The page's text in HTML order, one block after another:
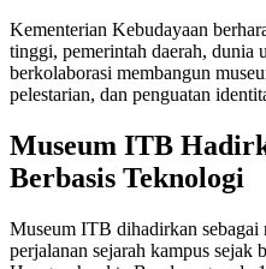
Kementerian Kebudayaan
tinggi, pemerintah daerah, dunia
berkolaborasi membangun
pelestarian, dan penguatan
Museum ITB
Berbasis Teknologi
Museum ITB dihadirkan
perjalanan sejarah kampus sejak